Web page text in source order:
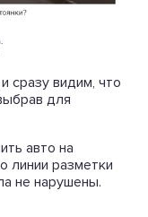
сразу видим, что
для
авто на
линии разметки
не нарушены.